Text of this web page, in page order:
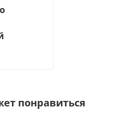
понравиться